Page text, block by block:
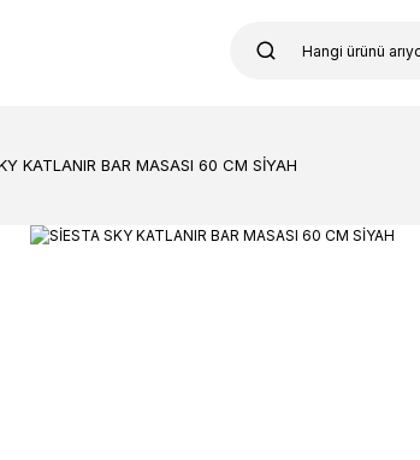
KATLANIR BAR MASASI 60 CM SİYAH